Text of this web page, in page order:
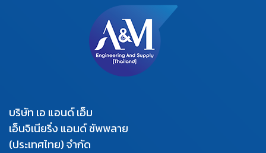
บริษัท เอ แอนด์ เอ็ม
เอ็นจิเนียริ่ง แอนด์ ซัพพลาย
(ประเทศไทย) จำกัด